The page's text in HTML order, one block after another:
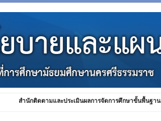
สำนักติดตามและประเมินผลการจัดการศึกษาขั้นพื้นฐาน